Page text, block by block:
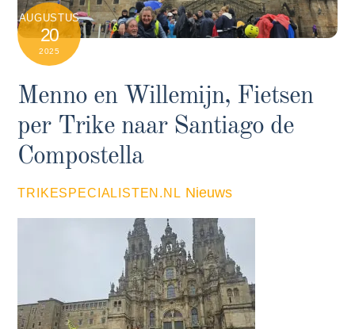
AUGUSTUS
20
2025
Menno en Willemijn, Fietsen
per Trike naar Santiago de
Compostella
TRIKESPECIALISTEN.NL Nieuws